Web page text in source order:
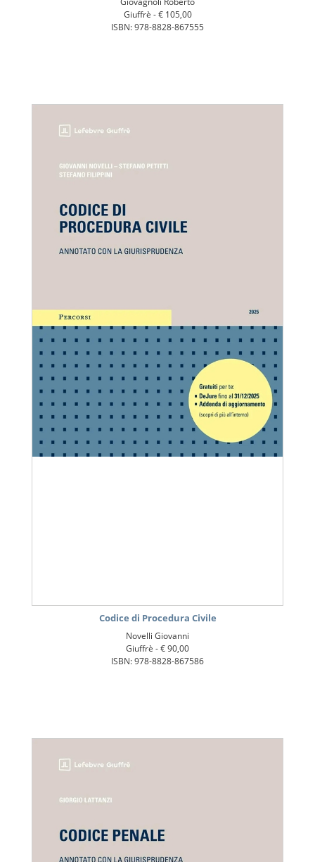
Giuffrè -€ 105,00
ISBN: 978-8828-867555
Codice di Procedura Civile
Novelli Giovanni
Giuffrè -€ 90,00
ISBN: 978-8828-867586